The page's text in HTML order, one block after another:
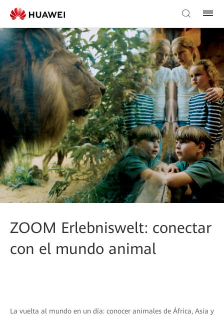
ZOOM Erlebniswelt: conectar
con el mundo animal
La vuelta al mundo en un día: conocer animales de África, Asia y